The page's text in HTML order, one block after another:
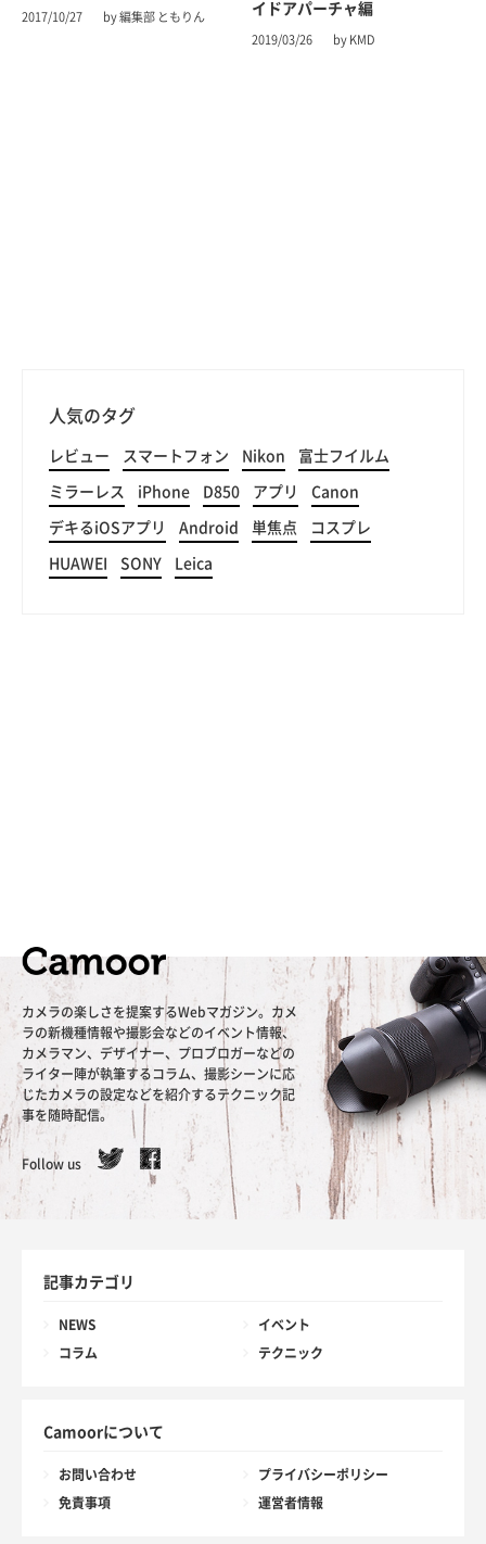
2017/10/27 by 編集部 ともりん
イドアパーチャ編
2019/03/26 by KMD
人気のタグ
レビュー スマートフォン Nikon 富士フイルム
ミラーレス iPhone D850 アプリ Canon
デキるiOSアプリ Android 単焦点 コスプレ
HUAWEI SONY Leica
カメラの楽しさを提案するWebマガジン。カメ
ラの新機種情報や撮影会などのイベント情報、
カメラマン、デザイナー、プロブロガーなどの
ライター陣が執筆するコラム、撮影シーンに応
じたカメラの設定などを紹介するテクニック記
事を随時配信。
Follow us
記事カテゴリ
NEWS イベント
コラム テクニック
Camoorについて
お問い合わせ プライバシーポリシー
免責事項 運営者情報